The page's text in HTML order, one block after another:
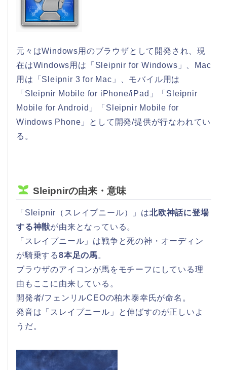
元々はWindows用のブラウザとして開発され、現
在はWindows用は「Sleipnir for Windows」、Mac
用は「Sleipnir 3 for Mac」、モバイル用は
「Sleipnir Mobile for iPhone/iPad」「Sleipnir
Mobile for Android」「Sleipnir Mobile for
Windows Phone」として開発/提供が行なわれてい
る。
Sleipnirの由来・意味
「Sleipnir（スレイプニール）」は北欧神話に登場
する神獣が由来となっている。
「スレイプニール」は戦争と死の神・オーディン
が騎乗する8本足の馬。
ブラウザのアイコンが馬をモチーフにしている理
由もここに由来している。
開発者/フェンリルCEOの柏木泰幸氏が命名。
発音は「スレイプニール」と伸ばすのが正しいよ
うだ。